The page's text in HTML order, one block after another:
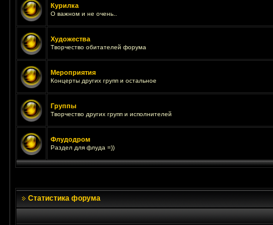
Курилка
О важном и не очень..
Художества
Творчество обитателей форума
Мероприятия
Концерты других групп и остальное
Группы
Творчество других групп и исполнителей
Флудодром
Раздел для флуда =))
Статистика форума